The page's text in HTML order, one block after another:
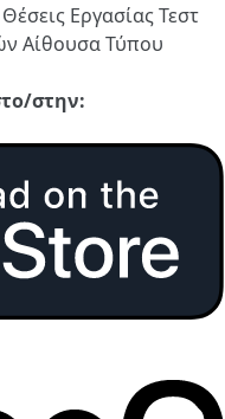
Θέσεις ΕργασίαςΤεστ
Αίθουσα Τύπου
στην: